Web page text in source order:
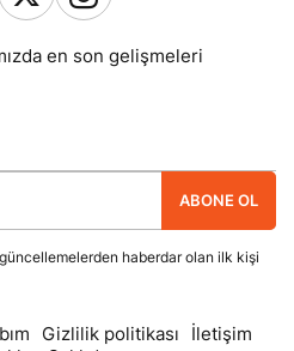
en son gelişmeleri
ABONE OL
haberdar olan ilk kişi
Gizlilik politikası
İletişim